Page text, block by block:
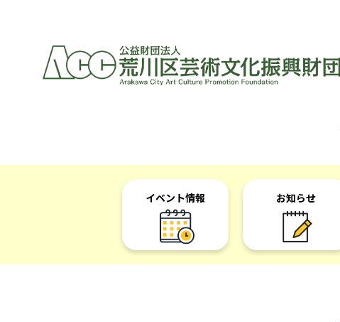
イベント情報 お知らせ